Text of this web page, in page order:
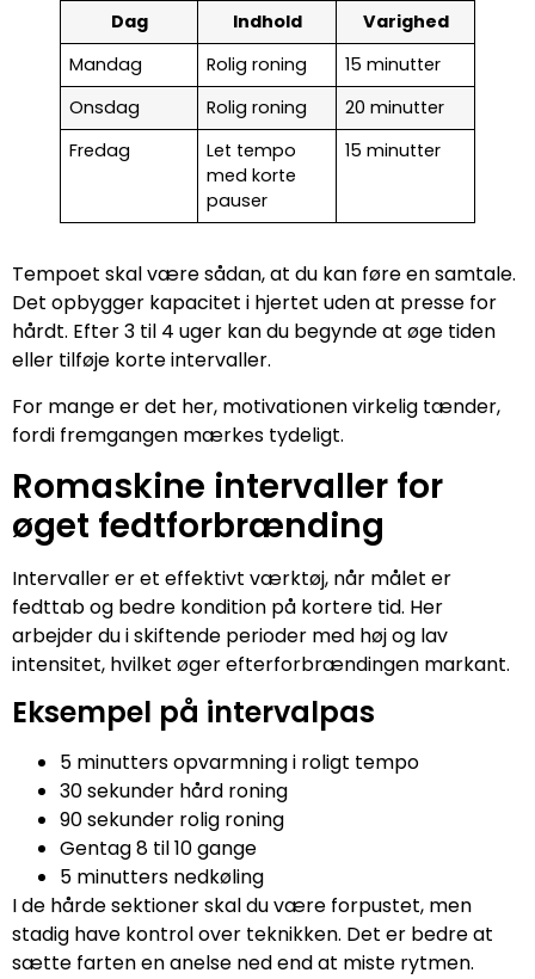
Dag Indhold
Varighed
Mandag
Rolig roning
15 minutter
Onsdag
Rolig roning
20 minutter
Fredag
Let tempo
med korte
pauser
15 minutter
Tempoet skal være sådan, at du kan føre en samtale.
Det opbygger kapacitet i hjertet uden at presse for
hårdt. Efter 3 til 4 uger kan du begynde at øge tiden
eller tilføje korte intervaller.
For mange er det her, motivationen virkelig tænder,
fordi fremgangen mærkes tydeligt.
Romaskine intervaller for
øget fedtforbrænding
Intervaller er et effektivt værktøj, når målet er
fedttab og bedre kondition på kortere tid. Her
arbejder du i skiftende perioder med høj og lav
intensitet, hvilket øger efterforbrændingen markant.
Eksempel på intervalpas
5 minutters opvarmning i roligt tempo
30 sekunder hård roning
90 sekunder rolig roning
Gentag 8 til 10 gange
5 minutters nedkøling
I de hårde sektioner skal du være forpustet, men
stadig have kontrol over teknikken. Det er bedre at
sætte farten en anelse ned end at miste rytmen.